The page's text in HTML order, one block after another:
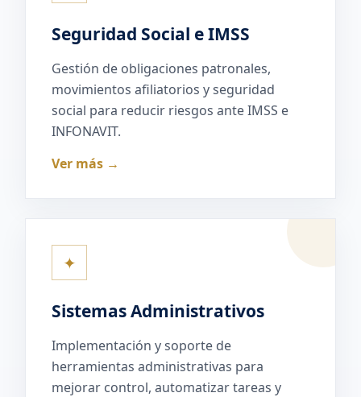
Seguridad Social e IMSS
Gestión de obligaciones patronales,
movimientos afiliatorios y seguridad
social para reducir riesgos ante IMSS e
INFONAVIT.
Ver más →
✦
Sistemas Administrativos
Implementación y soporte de
herramientas administrativas para
mejorar control, automatizar tareas y